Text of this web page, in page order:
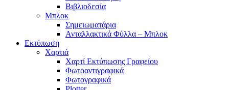
Βιβλιοδεσία
Μπλοκ
Σημειωματάρια
Ανταλλακτικά Φύλλα – Μπλοκ
Εκτύπωση
Χαρτιά
Χαρτί Εκτύπωσης Γραφείου
Φωτοαντιγραφικά
Φωτογραφικά